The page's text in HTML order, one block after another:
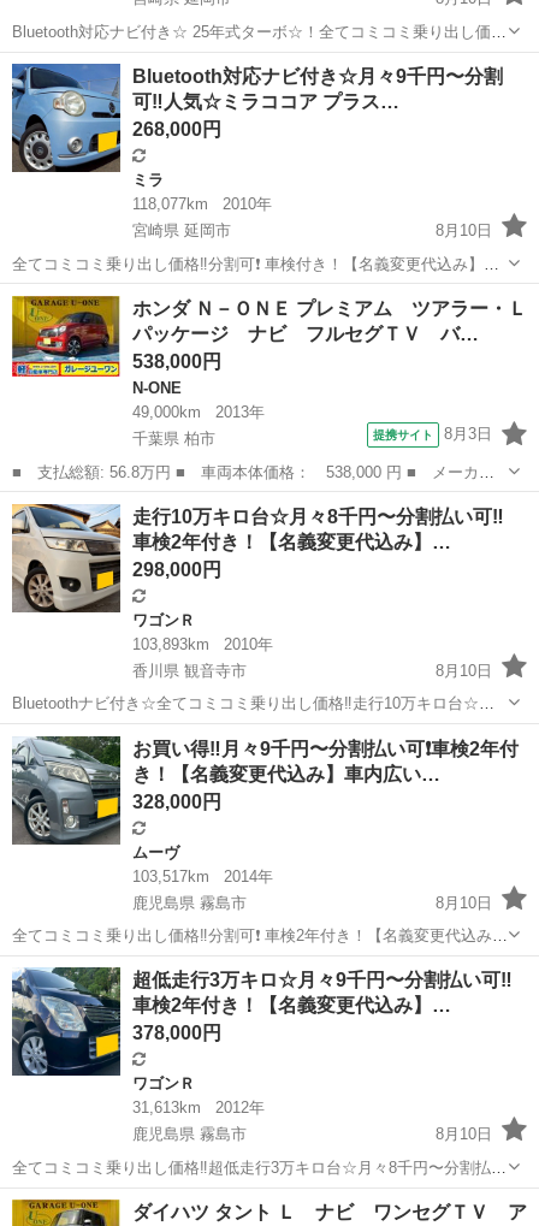
Bluetooth対応ナビ付き☆ 25年式ターボ☆！全てコミコミ乗り出し価
格‼️分割可❗️ 車検2年付き【名義変更代込み】大人気☆日産 デイズ ハイ
ウェイスターG☆Bluetooth対応ナビ付き☆走行中DVD見れます☆ステ
ア...
宮崎 延岡市
Bluetooth対応ナビ付き☆月々9千円〜分割
可‼️人気☆ミラココア プラス…
268,000円
ミラ
118,077km
2010年
宮崎県 延岡市
8月10日
全てコミコミ乗り出し価格‼️分割可❗️ 車検付き！【名義変更代込み】ダ
イハツ ミラココア プラスX☆おしゃれな内装・圧迫感の無い車内！
Bluetooth対応ナビ付き☆お出かけに嬉しいETC付き☆事故修復歴無し
☆ドライブレコー...
宮崎 延岡市 ミラ
ホンダ Ｎ－ＯＮＥ プレミアム ツアラー・Ｌ
パッケージ ナビ フルセグＴＶ バ…
538,000円
N-ONE
49,000km
2013年
千葉県 柏市
提携サイト 8月3日
■ 支払総額: 56.8万円 ■ 車両本体価格： 538,000 円 ■ メーカー
名： ホンダ ■ 車種名： Ｎ－ＯＮＥ ■ グレード名： プレミア
ム ツアラー・Ｌパッケージ ナビ フルセグＴＶ バックカメラ
Ｂｌｕｅｔｏ...
千葉 柏市 N-ONE
走行10万キロ台☆月々8千円〜分割払い可‼️
車検2年付き！【名義変更代込み】…
298,000円
ワゴンＲ
103,893km
2010年
香川県 観音寺市
8月10日
Bluetoothナビ付き☆全てコミコミ乗り出し価格‼️走行10万キロ台☆
月々8千円〜分割払い可‼️ 車検2年付き！！【名義変更代込み】☆スズ
キワゴンRスティングレーX☆Bluetoothナビ付き☆走行中DVD見れます
☆プッ...
香川 観音寺市 ワゴンＲ
お買い得‼️月々9千円〜分割払い可❗️車検2年付
き！【名義変更代込み】車内広い…
328,000円
ムーヴ
103,517km
2014年
鹿児島県 霧島市
8月10日
全てコミコミ乗り出し価格‼️分割可❗️ 車検2年付き！【名義変更代込み】
車内広い！大人気☆ムーブカスタムX SA☆Bluetoothナビ付き☆走行中
DVD見れます☆ETC付き☆フルオートエアコン☆ドライブレコーダー
付きのフル...
鹿児島 霧島市 ムーヴ
超低走行3万キロ☆月々9千円〜分割払い可‼️
車検2年付き！【名義変更代込み】…
378,000円
ワゴンＲ
31,613km
2012年
鹿児島県 霧島市
8月10日
全てコミコミ乗り出し価格‼️超低走行3万キロ台☆月々8千円〜分割払い
可‼️ 車検2年付き！！【名義変更代込み】☆スズキワゴンR FXリミテッ
ド☆Bluetoothナビ付き☆走行中DVD見れます☆プッシュスタート☆ド
鹿児島 霧島市 ワゴンＲ ワゴンR
ダイハツ タント Ｌ ナビ ワンセグＴＶ ア